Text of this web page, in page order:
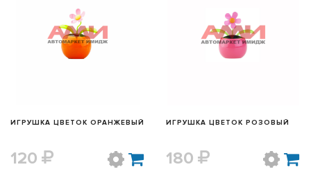
БЫСТРЫЙ ПРОСМОТР
ИГРУШКА ЦВЕТОК ОРАНЖЕВЫЙ
120
БЫСТРЫЙ ПРОСМОТР
ИГРУШКА ЦВЕТОК РОЗОВЫЙ
180